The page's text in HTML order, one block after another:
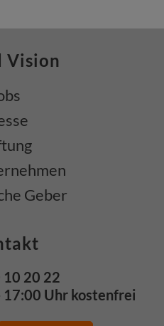
Vision
Geber
20 22
17:00 Uhr kostenfrei